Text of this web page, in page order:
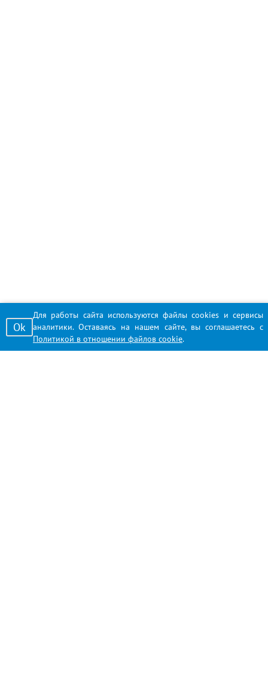
Для работы сайта используются файлы cookies и сервисы
аналитики. Оставаясь на нашем сайте, вы соглашаетесь с
Политикой в отношении файлов cookie.
Ok